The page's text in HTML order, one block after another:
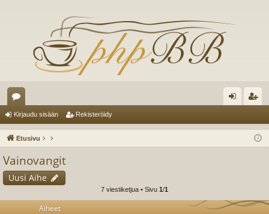
es
ku
ua
au
än
ist
Kirjaudu sisään Rekisteröidy
Etusivu
Vainovangit
Uusi Aihe
7 viestiketjua • Sivu 1/1
Aiheet